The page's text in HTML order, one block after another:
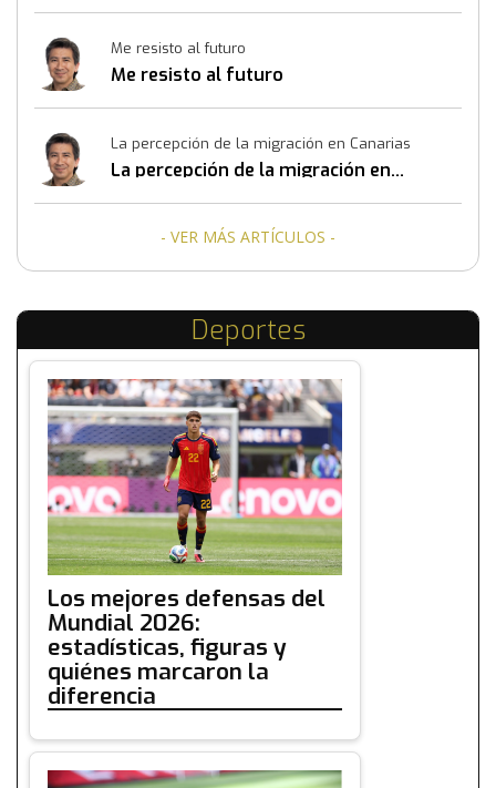
Me resisto al futuro
Me resisto al futuro
La percepción de la migración en Canarias
La percepción de la migración en
- VER MÁS ARTÍCULOS -
Deportes
Los mejores defensas del
Mundial 2026:
estadísticas, figuras y
quiénes marcaron la
diferencia